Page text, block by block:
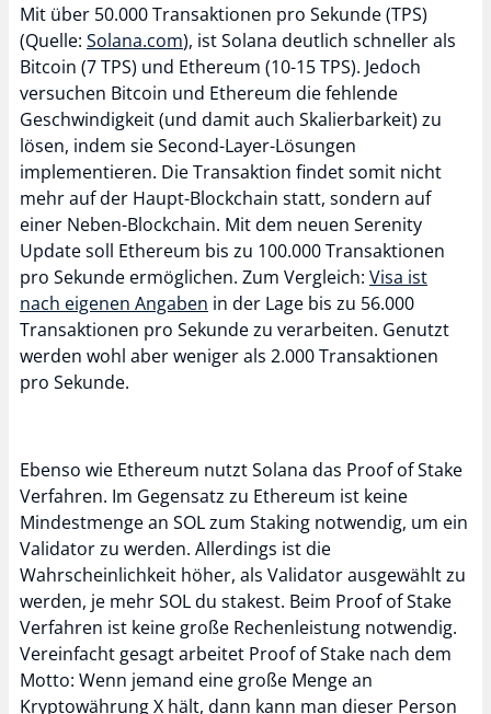
es um Bezahl-Apps geht oder um
Spiele-Apps, in denen man teure
Gegenstände kaufen und besitzen
kann.
Mit über 50.000 Transaktionen pro Sekunde (TPS)
(Quelle: Solana.com), ist Solana deutlich schneller als
Bitcoin (7 TPS) und Ethereum (10-15 TPS). Jedoch
versuchen Bitcoin und Ethereum die fehlende
Geschwindigkeit (und damit auch Skalierbarkeit) zu
lösen, indem sie Second-Layer-Lösungen
implementieren. Die Transaktion findet somit nicht
mehr auf der Haupt-Blockchain statt, sondern auf
einer Neben-Blockchain. Mit dem neuen Serenity
Update soll Ethereum bis zu 100.000 Transaktionen
pro Sekunde ermöglichen. Zum Vergleich: Visa ist
nach eigenen Angaben in der Lage bis zu 56.000
Transaktionen pro Sekunde zu verarbeiten. Genutzt
werden wohl aber weniger als 2.000 Transaktionen
pro Sekunde.
Ebenso wie Ethereum nutzt Solana das Proof of Stake
Verfahren. Im Gegensatz zu Ethereum ist keine
Mindestmenge an SOL zum Staking notwendig, um ein
Validator zu werden. Allerdings ist die
Wahrscheinlichkeit höher, als Validator ausgewählt zu
werden, je mehr SOL du stakest. Beim Proof of Stake
Verfahren ist keine große Rechenleistung notwendig.
Vereinfacht gesagt arbeitet Proof of Stake nach dem
Motto: Wenn jemand eine große Menge an
Kryptowährung X hält, dann kann man dieser Person